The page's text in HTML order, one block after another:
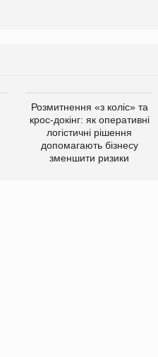
Розмитнення «з коліс» та
крос-докінг: як оперативні
логістичні рішення
допомагають бізнесу
зменшити ризики